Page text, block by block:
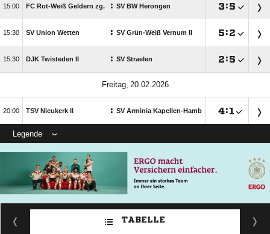
 FC Rot-Weiß Geldern zg. : SV BW Herongen :
 SV Union Wetten : SV Grün-Weiß Vernum II :
 DJK Twisteden II : SV Straelen :
 
 TSV Nieukerk II : SV Arminia Kapellen-Hamb :
Legende
TABELLE